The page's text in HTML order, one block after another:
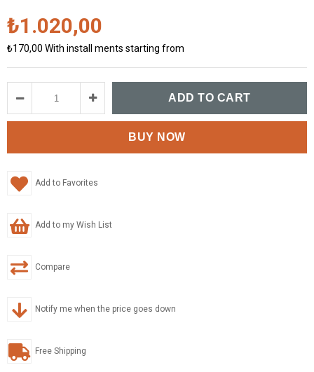
₺1.020,00
₺170,00 With install ments starting from
Add to Favorites
Add to my Wish List
Compare
Notify me when the price goes down
Free Shipping